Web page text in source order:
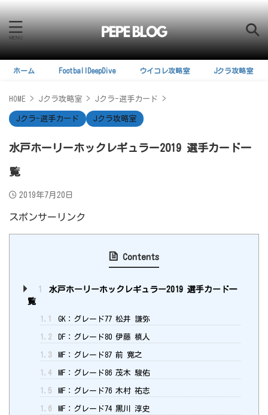
ホーム FootballDeepDive ウイコレ攻略室 Jクラ攻略室
HOME > Jクラ攻略室 > Jクラ-選手カード >
Jクラ-選手カード Jクラ攻略室
水戸ホーリーホックレギュラー2019 選手カード一
覧
2019年7月20日
スポンサーリンク
Contents
1
水戸ホーリーホックレギュラー2019 選手カード一
覧
1.1 GK：グレード77 松井 謙弥
1.2 DF：グレード80 伊藤 槙人
1.3 MF：グレード87 前 寛之
1.4 MF：グレード86 茂木 駿佑
1.5 MF：グレード76 木村 祐志
1.6 MF：グレード74 黒川 淳史